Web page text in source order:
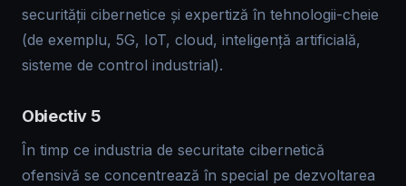
securității cibernetice și expertiză în tehnologii-cheie
(de exemplu, 5G, IoT, cloud, inteligență artificială,
sisteme de control industrial).
Obiectiv 5
În timp ce industria de securitate cibernetică
ofensivă se concentrează în special pe dezvoltarea